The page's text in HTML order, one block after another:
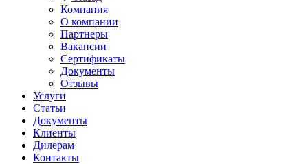
Компания
О компании
Партнеры
Вакансии
Сертификаты
Документы
Отзывы
Услуги
Статьи
Документы
Клиенты
Дилерам
Контакты